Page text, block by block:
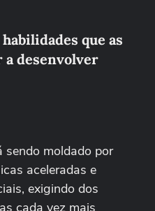
que as
a desenvolver
moldado por
aceleradas e
exigindo dos
cada vez mais